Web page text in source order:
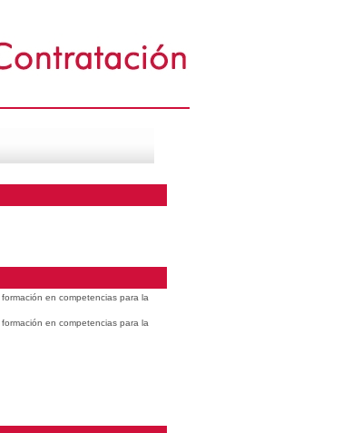
en competencias para la
en competencias para la